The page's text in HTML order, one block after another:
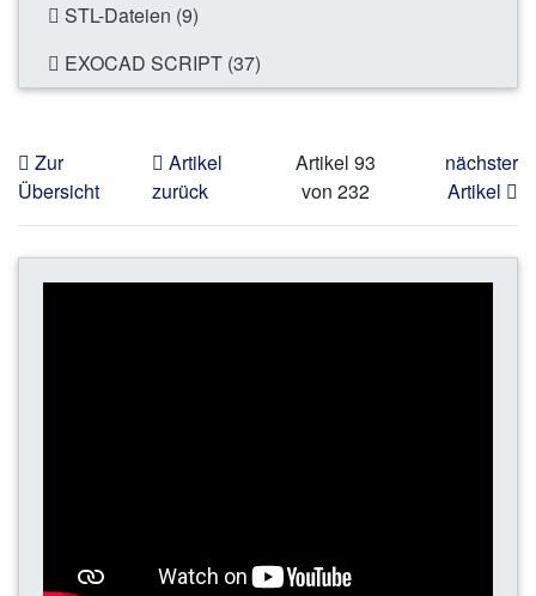
STL-Dateien (9)
EXOCAD SCRIPT (37)
Zur
Übersicht
Artikel
zurück
Artikel 93
von 232
nächster
Artikel